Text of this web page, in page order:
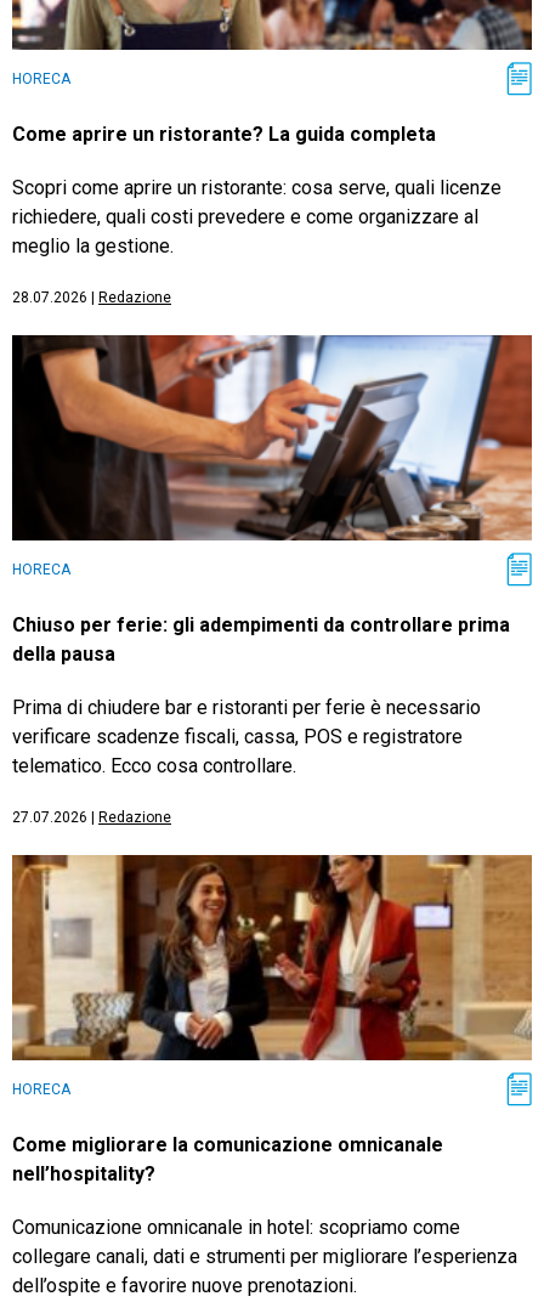
HORECA
Come aprire un ristorante? La guida completa
Scopri come aprire un ristorante: cosa serve, quali licenze
richiedere, quali costi prevedere e come organizzare al
meglio la gestione.
28.07.2026 Redazione
HORECA
Chiuso per ferie: gli adempimenti da controllare prima
della pausa
Prima di chiudere bar e ristoranti per ferie è necessario
verificare scadenze fiscali, cassa, POS e registratore
telematico. Ecco cosa controllare.
27.07.2026 Redazione
HORECA
Come migliorare la comunicazione omnicanale
nell’hospitality?
Comunicazione omnicanale in hotel: scopriamo come
collegare canali, dati e strumenti per migliorare l’esperienza
dell’ospite e favorire nuove prenotazioni.